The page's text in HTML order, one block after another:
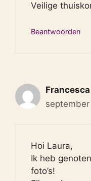
Veilige
Beantwoorden
Hoi Laura,
Ik heb
foto’s!